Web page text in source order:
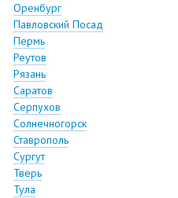
Оренбург
Павловский Посад
Пермь
Реутов
Рязань
Саратов
Серпухов
Солнечногорск
Ставрополь
Сургут
Тверь
Тула